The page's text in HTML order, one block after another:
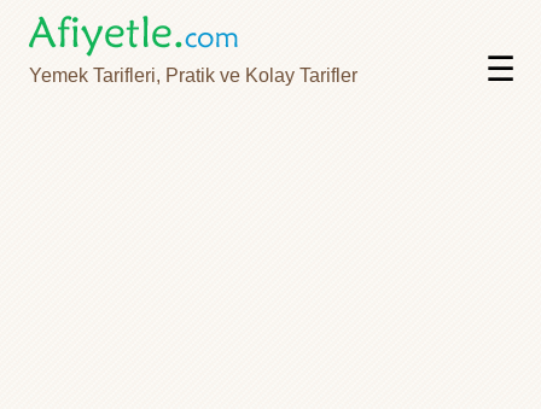
Yemek Tarifleri, Pratik ve Kolay Tarifler ☰